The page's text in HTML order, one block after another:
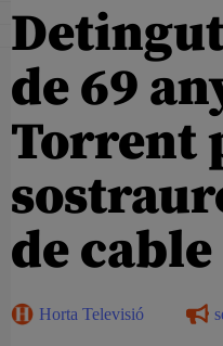
de 69
Torrent
de
Horta Televisió